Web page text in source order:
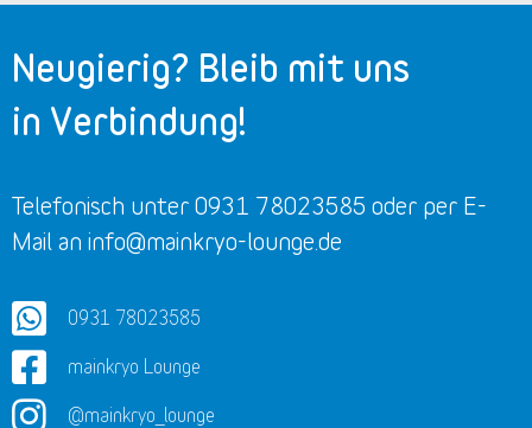
Neugierig? Bleib mit uns
in Verbindung!
Telefonisch unter 0931 78023585 oder per E-
Mail an info@mainkryo-lounge.de
0931 78023585
mainkryo Lounge
@mainkryo_lounge